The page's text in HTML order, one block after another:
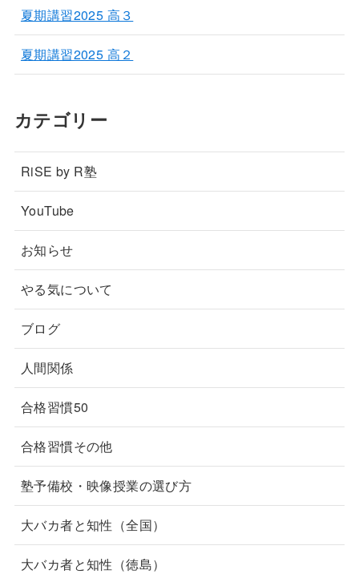
夏期講習2025 高３
夏期講習2025 高２
カテゴリー
RiSE by R塾
YouTube
お知らせ
やる気について
ブログ
人間関係
合格習慣50
合格習慣その他
塾予備校・映像授業の選び方
大バカ者と知性（全国）
大バカ者と知性（徳島）